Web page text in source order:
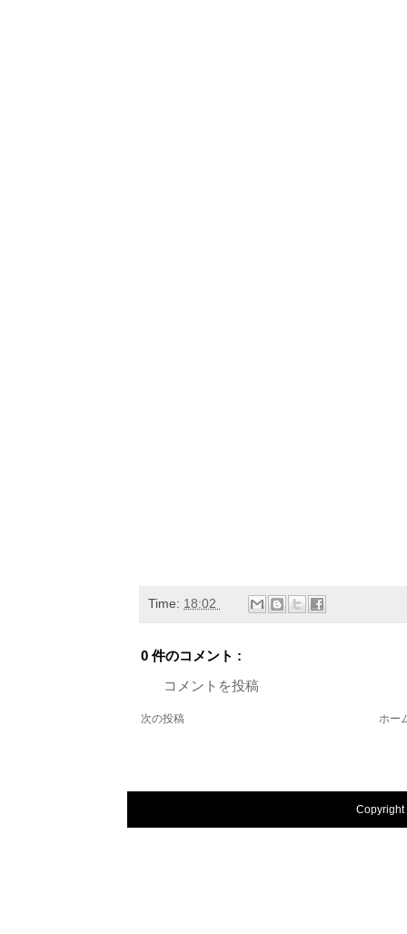
Time: 18:02
0 件のコメント :
コメントを投稿
次の投稿 ホー
Copyright